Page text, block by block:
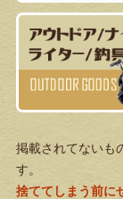
掲載されてないも
す。
捨ててしまう前に